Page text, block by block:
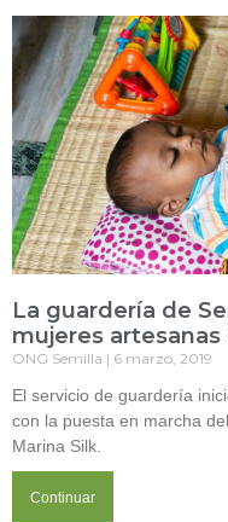
La guardería de
mujeres artesanas
ONG Semilla 6 marzo, 2019
El servicio de guardería
con la puesta en marcha
Marina Silk.
Continuar